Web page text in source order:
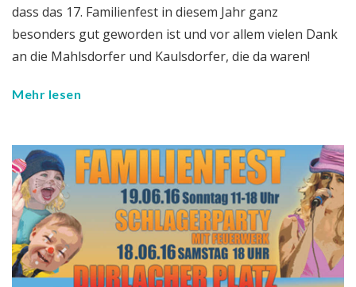
dass das 17. Familienfest in diesem Jahr ganz
besonders gut geworden ist und vor allem vielen Dank
an die Mahlsdorfer und Kaulsdorfer, die da waren!
Mehr lesen